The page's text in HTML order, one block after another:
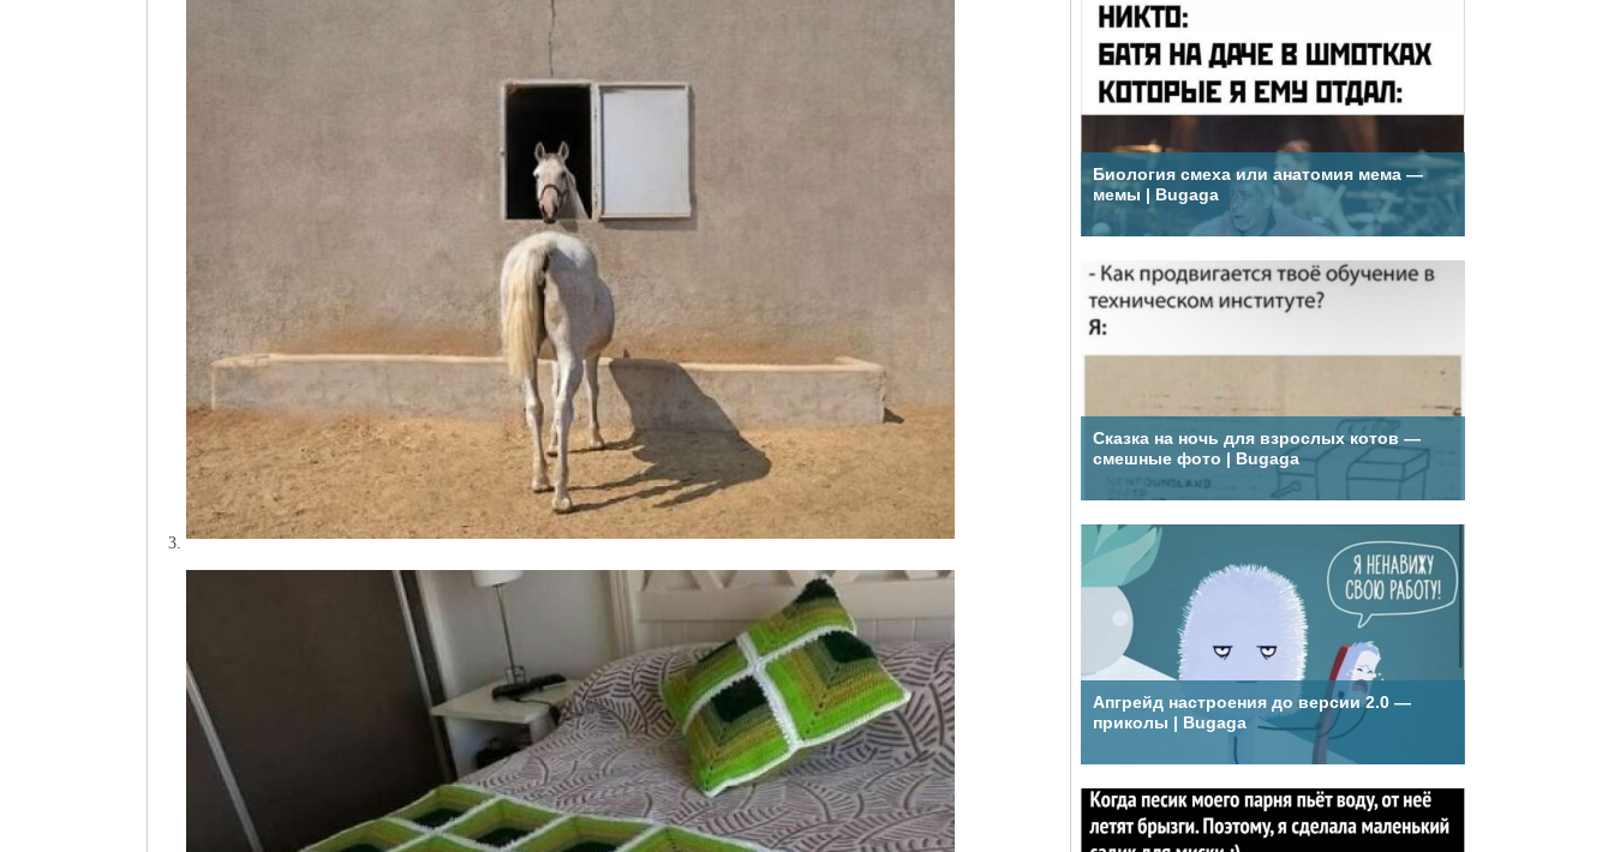
Биология смеха или анатомия мема —
мемы | Bugaga
Сказка на ночь для взрослых котов —
смешные фото | Bugaga
Апгрейд настроения до версии 2.0 —
приколы | Bugaga